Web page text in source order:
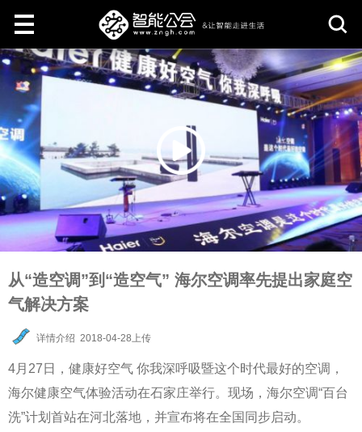
取
消
从“造空调”到“造空气” 海尔空调率先提出家庭空
气解决方案
详情介绍 2018-04-28上传
4月27日，健康好空气 你我深呼吸暨这个时代最好的空调，
海尔健康空气体验活动在石家庄举行。现场，海尔空调“百台
洗”计划首站在河北落地，并宣布将在全国同步启动。